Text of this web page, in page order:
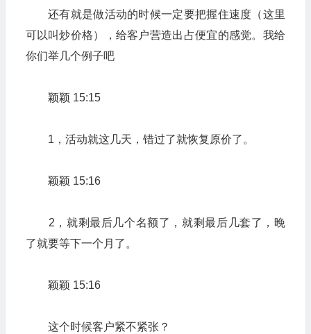
还有就是做活动的时候一定要把握住速度（这里
可以叫炒价格），给客户营造出占便宜的感觉。我给
你们举几个例子吧
颖颖 15:15
1，活动就这几天，错过了就恢复原价了。
颖颖 15:16
2，就剩最后几个名额了，就剩最后几套了，晚
了就要等下一个月了。
颖颖 15:16
这个时候客户紧不紧张？